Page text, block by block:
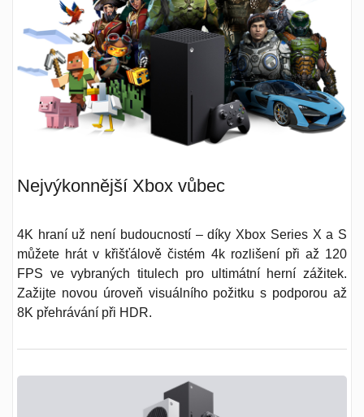
Nejvýkonnější Xbox vůbec
4K hraní už není budoucností– díky Xbox Series X a S
můžete hrát v křišťálově čistém 4k rozlišení při až 120
FPS ve vybraných titulech pro ultimátní herní zážitek.
Zažijte novou úroveň visuálního požitku s podporou až
8K přehrávání při HDR.